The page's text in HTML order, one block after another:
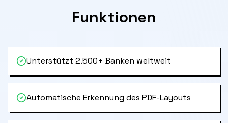
Funktionen
Unterstützt 2.500+ Banken weltweit
Automatische Erkennung des PDF-Layouts